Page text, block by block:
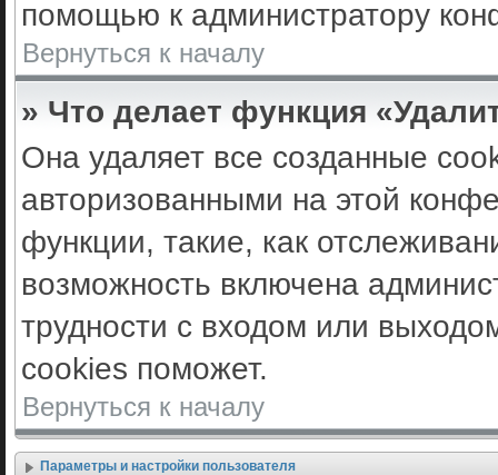
помощью к администратору
Вернуться к началу
» Что делает функция
Она удаляет все созданные
авторизованными на этой
функции, такие, как
возможность включена
трудности с входом или
cookies поможет.
Вернуться к началу
Параметры и настройки пользователя